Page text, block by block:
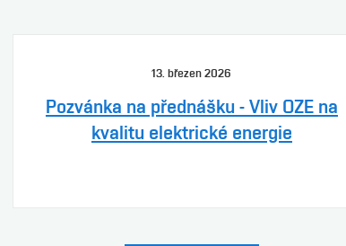
13. březen 2026
Pozvánka na přednášku - Vliv OZE na
kvalitu elektrické energie